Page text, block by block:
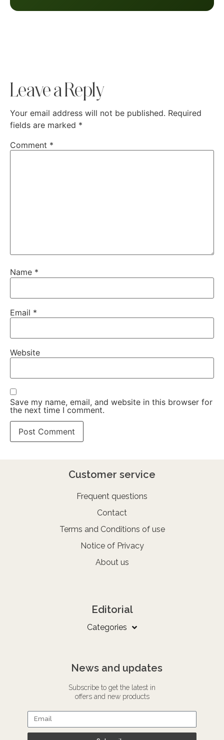
Leave a Reply
Your email address will not be published. Required
fields are marked *
Comment *
Name *
Email *
Website
Save my name, email, and website in this browser for
the next time I comment.
Customer service
Frequent questions
Contact
Terms and Conditions of use
Notice of Privacy
About us
Editorial
Categories
News and updates
Subscribe to get the latest in
offers and new products